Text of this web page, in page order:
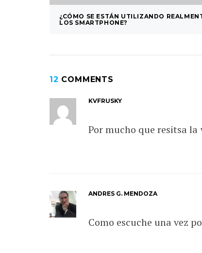
¿CÓMO SE ESTÁN UTILIZANDO
LOS SMARTPHONE?
12 COMMENTS
KVFRUSKY
Por mucho que resitsa la
ANDRES G. MENDOZA
Como escuche una vez